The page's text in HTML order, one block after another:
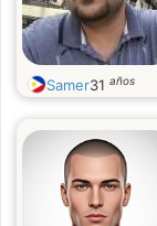
Samer31 años